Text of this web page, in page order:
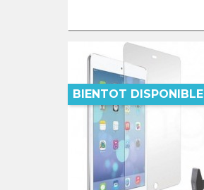
BIENTOT DISPONIBLE